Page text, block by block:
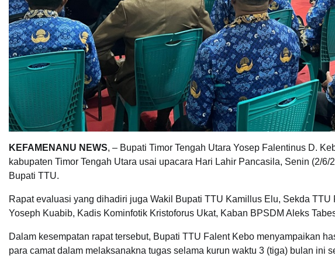
KEFAMENANU NEWS, – Bupati Timor Tengah Utara Yosep Falentinus D.
kabupaten Timor Tengah Utara usai upacara Hari Lahir Pancasila, Senin (2/
Bupati TTU.
Rapat evaluasi yang dihadiri juga Wakil Bupati TTU Kamillus Elu, Sekda
Yoseph Kuabib, Kadis Kominfotik Kristoforus Ukat, Kaban BPSDM Aleks
Dalam kesempatan rapat tersebut, Bupati TTU Falent Kebo menyampaikan
para camat dalam melaksanakna tugas selama kurun waktu 3 (tiga) bulan ini